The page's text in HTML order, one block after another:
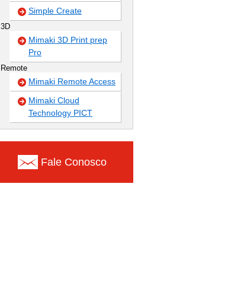
Simple Create
3D
Mimaki 3D Print prep
Pro
Remote
Mimaki Remote Access
Mimaki Cloud
Technology PICT
Fale Conosco